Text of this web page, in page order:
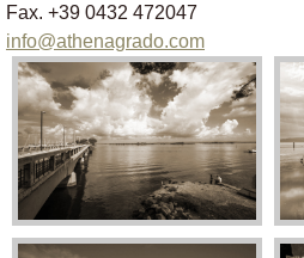
Fax. +39 0432 472047
info@athenagrado.com